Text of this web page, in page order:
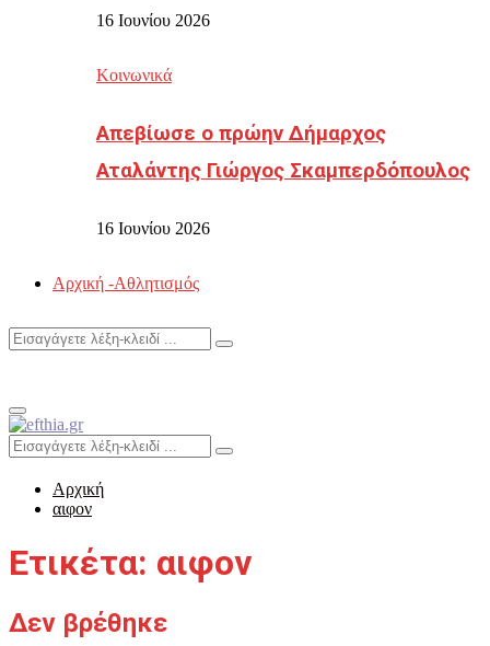
16 Ιουνίου 2026
Κοινωνικά
Απεβίωσε ο πρώην Δήμαρχος
Αταλάντης Γιώργος Σκαμπερδόπουλος
16 Ιουνίου 2026
Αρχική -Αθλητισμός
Search
Search
Primary
Menu
Search
for:
Search
Αρχική
αιφον
Ετικέτα: αιφον
Δεν βρέθηκε